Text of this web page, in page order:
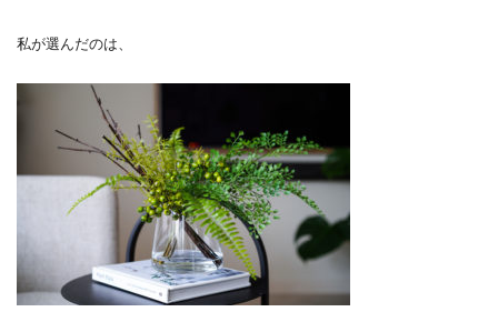
私が選んだのは、